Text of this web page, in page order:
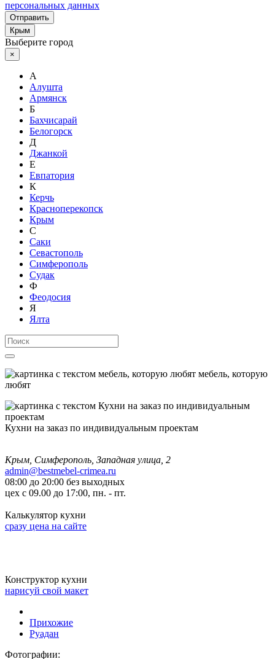
персональных данных
Отправить
Крым
Выберите город
×
А
Алушта
Армянск
Б
Бахчисарай
Белогорск
Д
Джанкой
Е
Евпатория
К
Керчь
Красноперекопск
Крым
С
Саки
Севастополь
Симферополь
Судак
Ф
Феодосия
Я
Ялта
мебель, которую
любят
Кухни на заказ по индивидуальным проектам
Крым, Симферополь, Западная улица, 2
admin@bestmebel-crimea.ru
08:00 до 20:00 без выходных
цех с 09.00 до 17:00, пн. - пт.
Калькулятор кухни
сразу цена на сайте
Конструктор кухни
нарисуй свой макет
Прихожие
Руадан
Фотографии: